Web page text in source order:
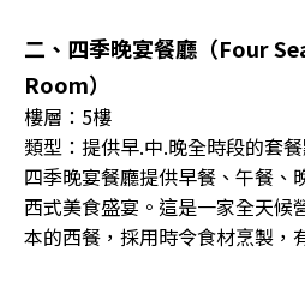
二、四季晚宴餐廳（Four
Room）
樓層：5樓
類型：提供早.中.晚全時段的套餐
四季晚宴餐廳提供早餐、午餐、
西式美食盛宴。這是一家全天候
本的西餐，採用時令食材烹製，